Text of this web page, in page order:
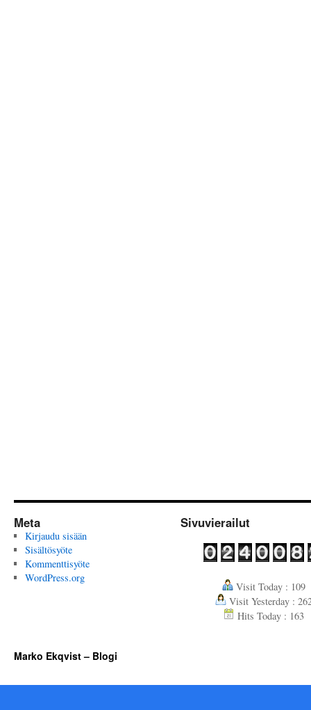
Meta
Kirjaudu sisään
Sisältösyöte
Kommenttisyöte
WordPress.org
Sivuvierailut
Visit Today : 109
Visit Yesterday :
Hits Today : 163
Marko Ekqvist – Blogi